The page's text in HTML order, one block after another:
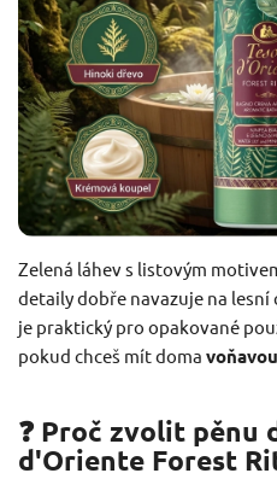
Zelená láhev s listovým
detaily dobře navazuje na
je praktický pro opakované
pokud chceš mít doma
❓ Proč zvolit pěnu
d'Oriente Forest